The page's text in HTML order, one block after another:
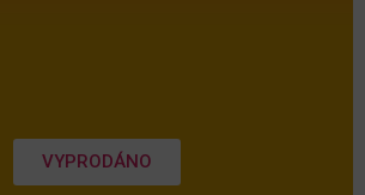
VYPRODÁNO